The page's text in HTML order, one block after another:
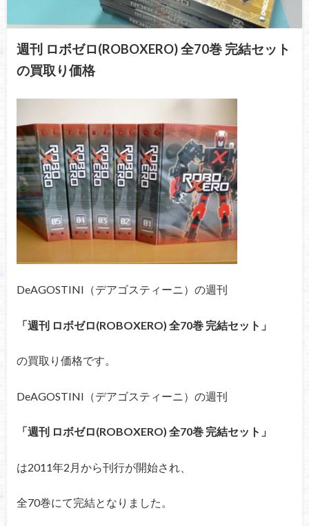
週刊 ロボゼロ(ROBOXERO) 全70巻 完結セット
の買取り価格
DeAGOSTINI（デアゴスティーニ）の週刊
「週刊 ロボゼロ(ROBOXERO) 全70巻 完結セット」
の買取り価格です。
DeAGOSTINI（デアゴスティーニ）の週刊
「週刊 ロボゼロ(ROBOXERO) 全70巻 完結セット」
は2011年2月から刊行が開始され、
全70巻にて完結となりました。